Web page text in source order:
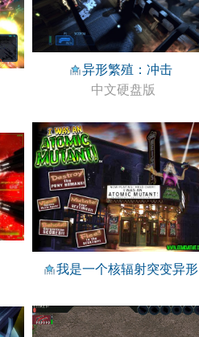
异形繁殖：冲击
中文硬盘版
我是一个核辐射突变异形